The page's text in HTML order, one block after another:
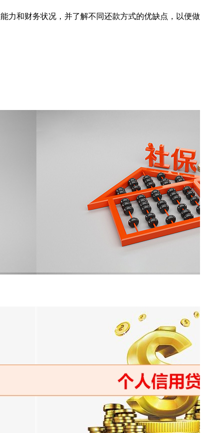
力和财务状况，并了解不同还款方式的优缺点，以便做